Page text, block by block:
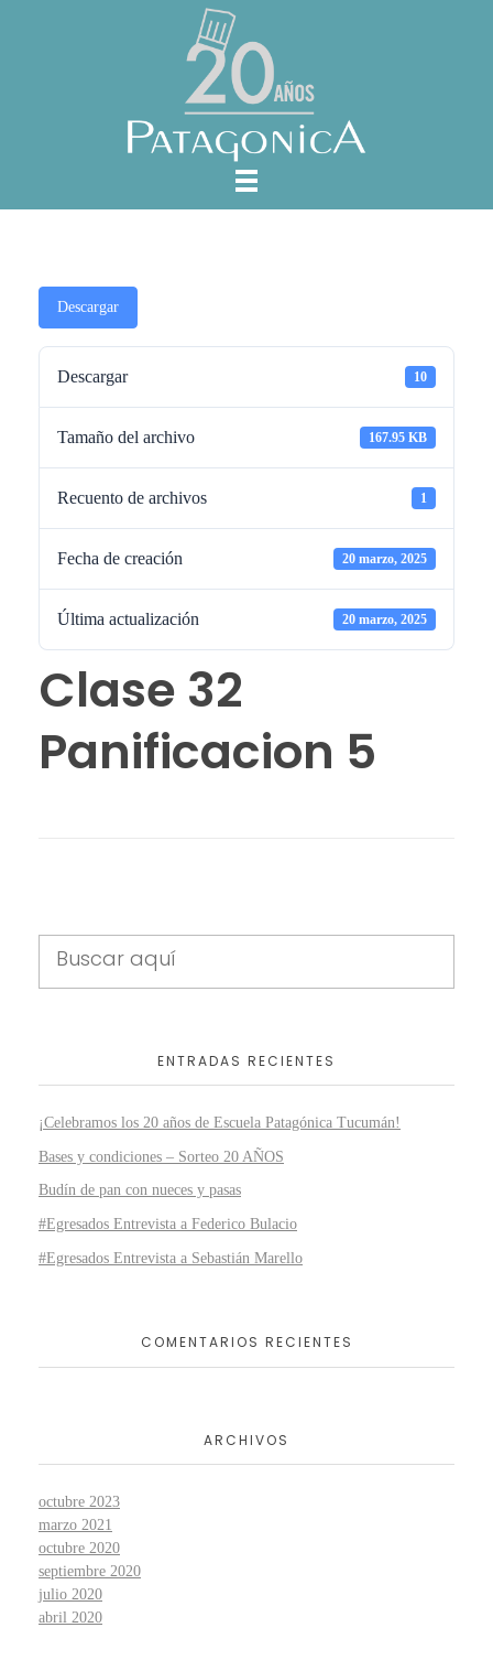
Descargar
Descargar 10
Tamaño del archivo 167.95 KB
Recuento de archivos 1
Fecha de creación 20 marzo, 2025
Última actualización 20 marzo, 2025
Clase 32
Panificacion 5
ENTRADAS RECIENTES
¡Celebramos los 20 años de Escuela Patagónica Tucumán!
Bases y condiciones – Sorteo 20 AÑOS
Budín de pan con nueces y pasas
#Egresados Entrevista a Federico Bulacio
#Egresados Entrevista a Sebastián Marello
COMENTARIOS RECIENTES
ARCHIVOS
octubre 2023
marzo 2021
octubre 2020
septiembre 2020
julio 2020
abril 2020